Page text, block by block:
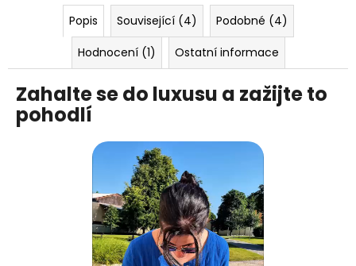
Popis Související (4)
Podobné (4)
Hodnocení (1)
Ostatní informace
Zahalte se do luxusu a zažijte to
pohodlí